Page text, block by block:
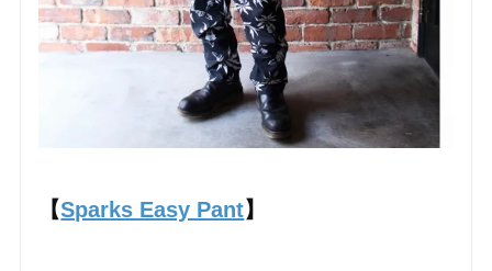
【Sparks Easy Pant】